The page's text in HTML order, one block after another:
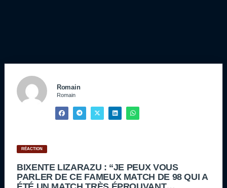
Romain
Romain
RÉACTION
BIXENTE LIZARAZU : “JE PEUX VOUS
PARLER DE CE FAMEUX MATCH DE 98 QUI A